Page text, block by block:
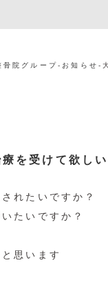
院グループ -お知らせ-
を受けて欲しい
れたいですか？
たいですか？
思います